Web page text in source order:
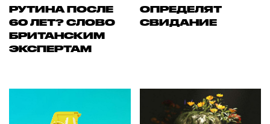
РУТИНА ПОСЛЕ
60 ЛЕТ? СЛОВО
БРИТАНСКИМ
ЭКСПЕРТАМ
ОПРЕДЕЛЯТ
СВИДАНИЕ